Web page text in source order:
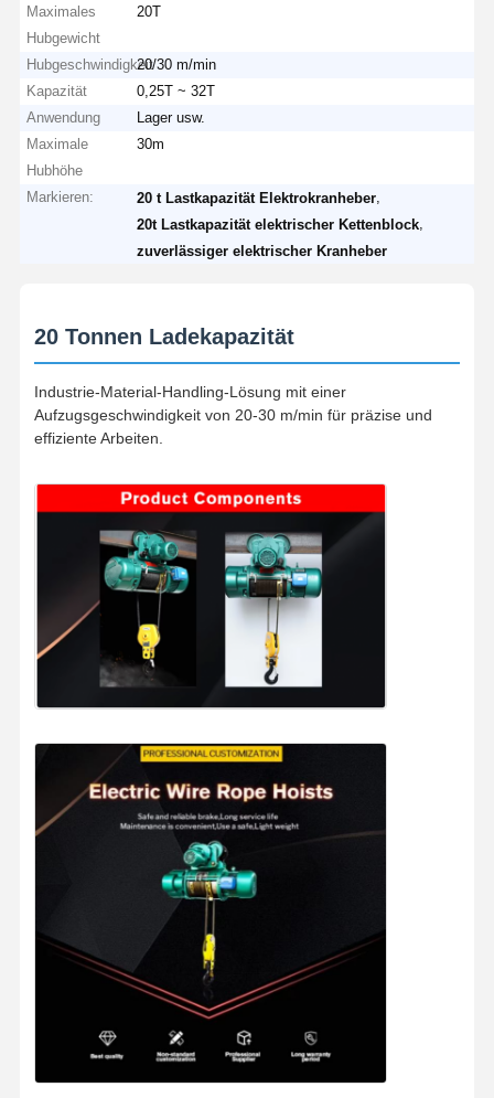
Maximales
Hubgewicht
20T
Hubgeschwindigkeit20/30 m/min
Kapazität
0,25T ~ 32T
Anwendung
Lager usw.
Maximale
Hubhöhe
30m
Markieren: 20 t Lastkapazität Elektrokranheber
20t Lastkapazität elektrischer Kettenblock
zuverlässiger elektrischer Kranheber
20 Tonnen Ladekapazität
Industrie-Material-Handling-Lösung mit einer
Aufzugsgeschwindigkeit von 20-30 m/min für präzise und
effiziente Arbeiten.